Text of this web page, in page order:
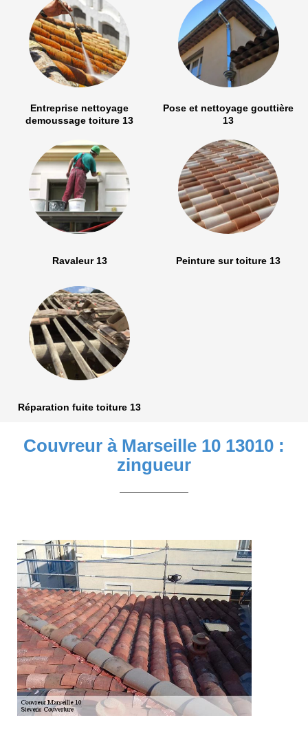
Entreprise nettoyage
demoussage toiture 13
Pose et nettoyage gouttière
13
Ravaleur 13 Peinture sur toiture 13
Réparation fuite toiture 13
Couvreur à Marseille 10 13010 :
zingueur